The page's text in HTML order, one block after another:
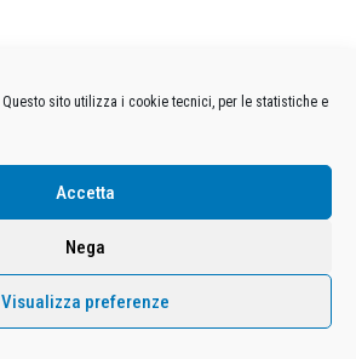
Questo sito utilizza i cookie tecnici, per le statistiche e
Accetta
Nega
Visualizza preferenze